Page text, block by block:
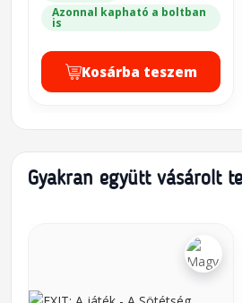
Azonnal kapható a boltban
is
Kosárba teszem
Gyakran együtt vásárolt